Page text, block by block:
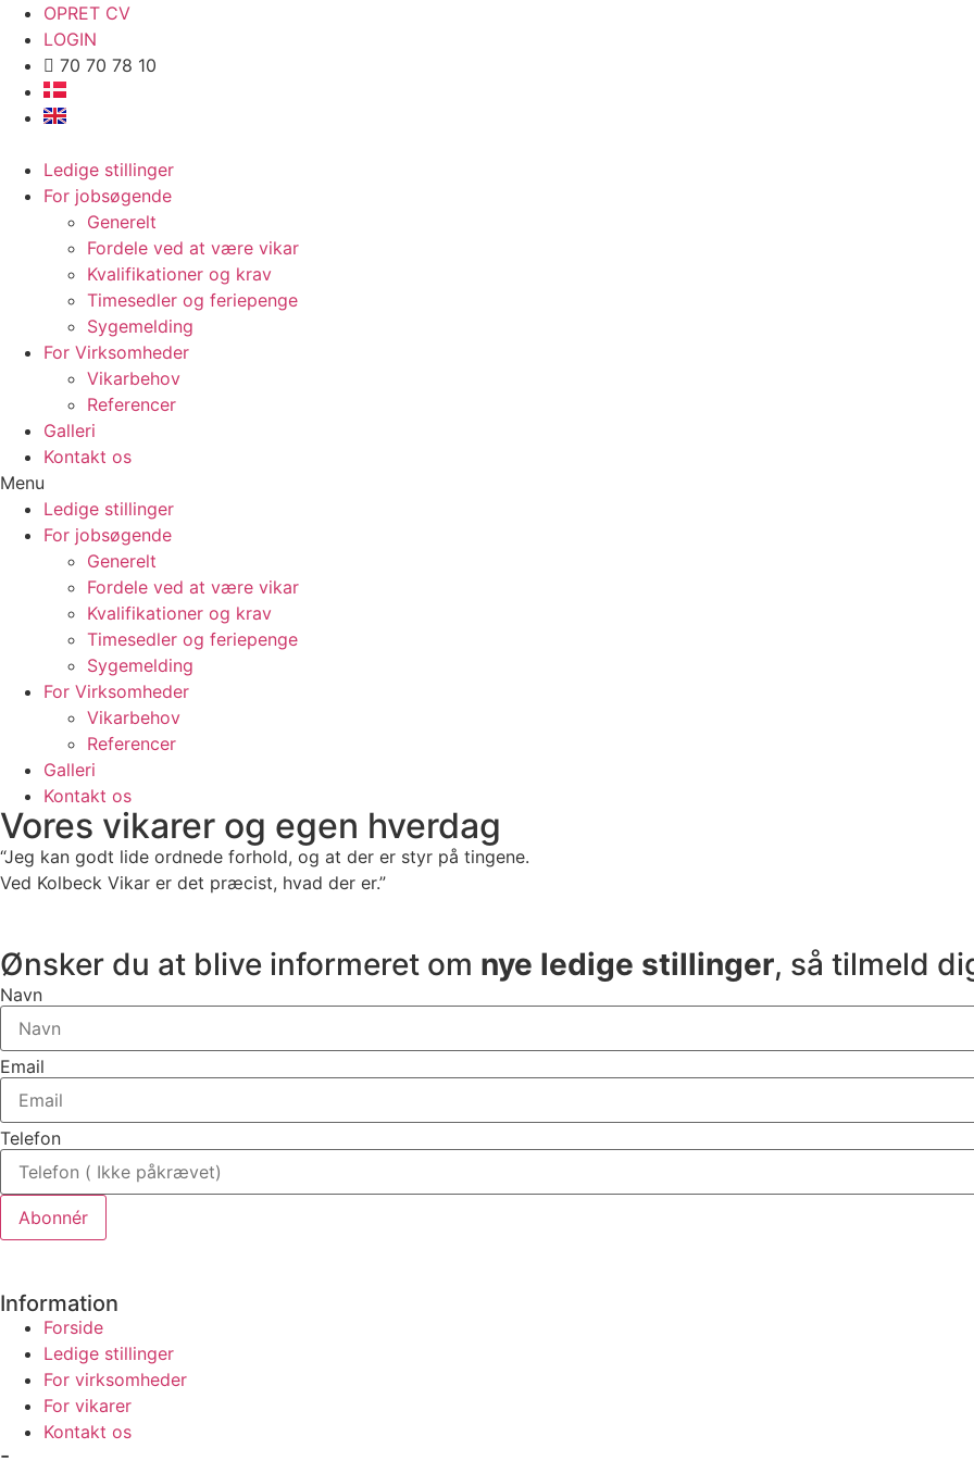
OPRET CV
LOGIN
70 70 78 10
Ledige stillinger
For jobsøgende
Generelt
Fordele ved at være vikar
Kvalifikationer og krav
Timesedler og feriepenge
Sygemelding
For Virksomheder
Vikarbehov
Referencer
Galleri
Kontakt os
Menu
Ledige stillinger
For jobsøgende
Generelt
Fordele ved at være vikar
Kvalifikationer og krav
Timesedler og feriepenge
Sygemelding
For Virksomheder
Vikarbehov
Referencer
Galleri
Kontakt os
Vores vikarer og egen hverdag
“Jeg kan godt lide ordnede forhold, og at der er styr på tingene.
Ved Kolbeck Vikar er det præcist, hvad der er.”
Ønsker du at blive informeret om nye ledige stillinger, så tilmeld
Navn
Email
Telefon
Abonnér
Information
Forside
Ledige stillinger
For virksomheder
For vikarer
Kontakt os